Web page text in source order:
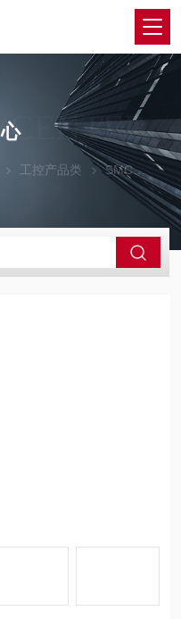
CENTER
工控产品类 SMC